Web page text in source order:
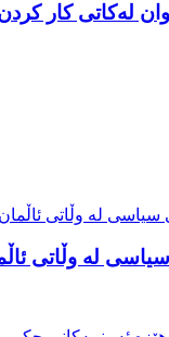
لەکاتی کار
لە وڵاتی